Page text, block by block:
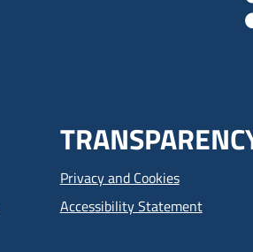
Privacy and Cookies
Accessibility Statement